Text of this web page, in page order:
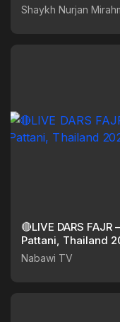
Shaykh Nurjan
🔴LIVE DARS
Pattani, Thailand
Nabawi TV